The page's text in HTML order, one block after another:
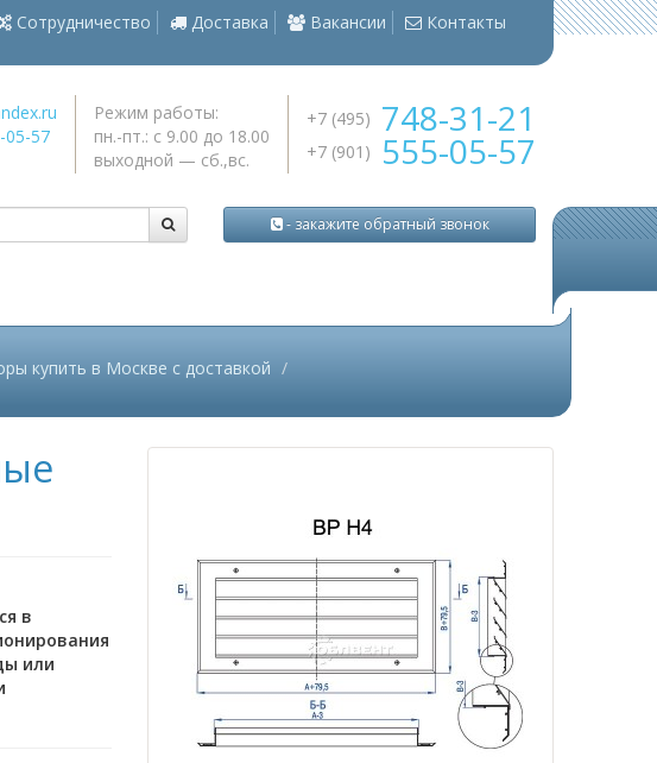
Сотрудничество Доставка Вакансии Контакты
+7 (495) 748-31-21
+7 (901) 555-05-57
Режим работы:
пн.-пт.: с 9.00 до 18.00
выходной — сб.,вс.
05-57
- закажите обратный звонок
купить в Москве с доставкой
в
или